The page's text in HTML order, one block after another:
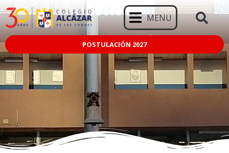
MENU
POSTULACIÓN 2027
NOTICIAS